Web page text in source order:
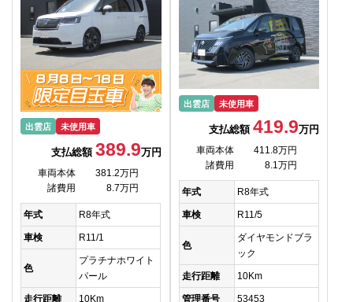
出雲店 未使用車
支払総額 389.9万円
車両本体
381.2万円
諸費用
8.7万円
年式 R8年式
車検 R11/1
色
プラチナホワイト
パール
走行距離 10Km
出雲店 未使用車
支払総額419.9万円
車両本体
411.8万円
諸費用
8.1万円
年式 R8年式
車検 R11/5
色
ダイヤモンドブラ
ック
走行距離 10Km
管理番号 53453